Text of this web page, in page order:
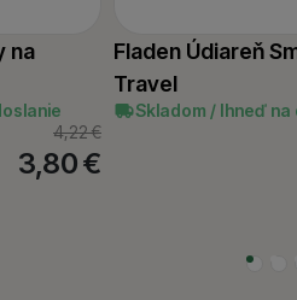
Fladen Údiareň
Travel
Skladom / Ihneď na
na
4,22€
3,80€